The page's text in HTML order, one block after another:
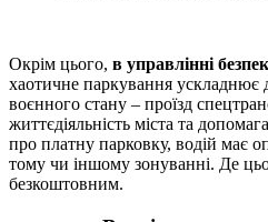
Окрім цього, в управлінні
хаотичне паркування ускладнює
воєнного стану – проїзд
життєдіяльність міста та
про платну парковку, водій має
тому чи іншому зонуванні. Де
безкоштовним.